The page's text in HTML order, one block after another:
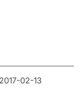
2017-02-13